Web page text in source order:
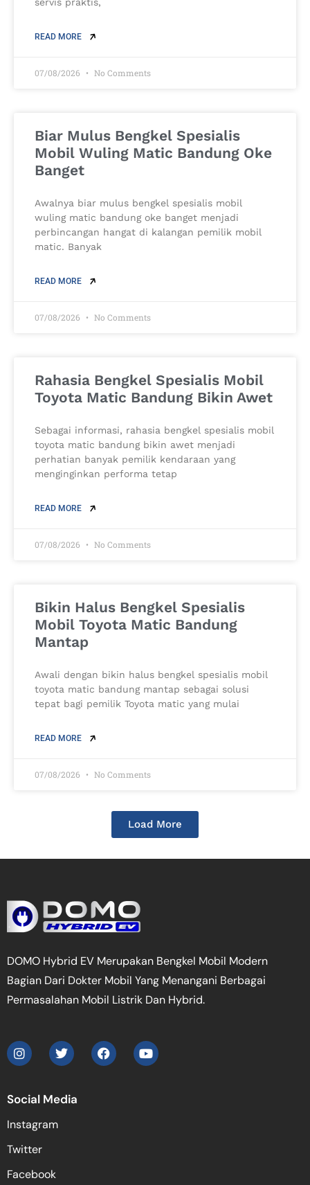
servis praktis,
READ MORE
07/08/2026 No Comments
Biar Mulus Bengkel Spesialis
Mobil Wuling Matic Bandung Oke
Banget
Awalnya biar mulus bengkel spesialis mobil
wuling matic bandung oke banget menjadi
perbincangan hangat di kalangan pemilik mobil
matic. Banyak
READ MORE
07/08/2026 No Comments
Rahasia Bengkel Spesialis Mobil
Toyota Matic Bandung Bikin Awet
Sebagai informasi, rahasia bengkel spesialis mobil
toyota matic bandung bikin awet menjadi
perhatian banyak pemilik kendaraan yang
menginginkan performa tetap
READ MORE
07/08/2026 No Comments
Bikin Halus Bengkel Spesialis
Mobil Toyota Matic Bandung
Mantap
Awali dengan bikin halus bengkel spesialis mobil
toyota matic bandung mantap sebagai solusi
tepat bagi pemilik Toyota matic yang mulai
READ MORE
07/08/2026 No Comments
Load More
DOMO Hybrid EV Merupakan Bengkel Mobil Modern
Bagian Dari Dokter Mobil Yang Menangani Berbagai
Permasalahan Mobil Listrik Dan Hybrid.
Social Media
Instagram
Twitter
Facebook